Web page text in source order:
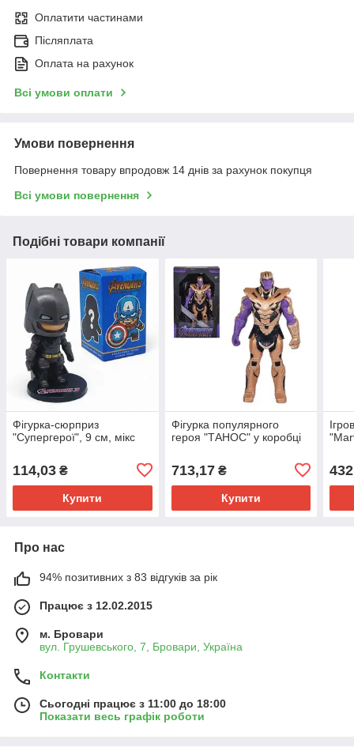
Оплатити частинами
Післяплата
Оплата на рахунок
Всі умови оплати
Умови повернення
Повернення товару впродовж 14 днів за рахунок покупця
Всі умови повернення
Подібні товари компанії
Фігурка-сюрприз
"Супергерої", 9 см, мікс
114,03 ₴
Купити
Фігурка популярного
героя "ТАНОС" у коробці
713,17₴
Купити
Про нас
94% позитивних з 83 відгуків за рік
Працює з 12.02.2015
м. Бровари
вул. Грушевського, 7, Бровари, Україна
Контакти
Сьогодні працює з 11:00 до 18:00
Показати весь графік роботи